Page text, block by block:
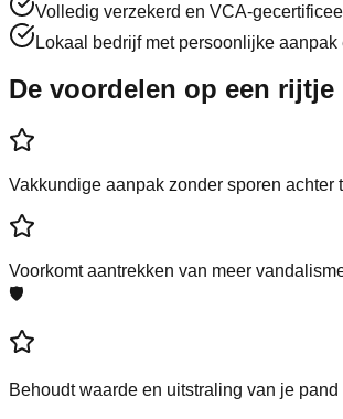
Volledig verzekerd en VCA-
Lokaal bedrijf met persoonlijke aanpak
De voordelen op een rijtje
Vakkundige aanpak zonder sporen achter
Voorkomt aantrekken van meer
🛡️
Behoudt waarde en uitstraling van je pand